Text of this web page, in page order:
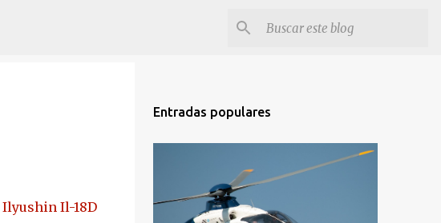
Ilyushin Il-18D
Entradas populares